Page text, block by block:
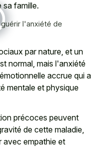
sa famille.
l'anxiété de
par nature, et un
normal, mais l'anxiété
accrue qui a
mentale et physique
précoces peuvent
de cette maladie,
avec empathie et